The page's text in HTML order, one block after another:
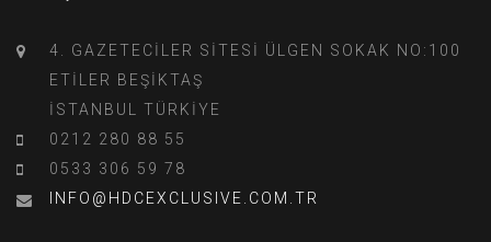
4. GAZETECİLER SİTESİ ÜLGEN SOKAK NO:100
ETİLER BEŞİKTAŞ
İSTANBUL TÜRKİYE
0212 280 88 55
0533 306 59 78
INFO@HDCEXCLUSIVE.COM.TR